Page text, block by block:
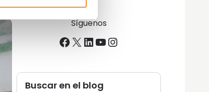
Síguenos
Facebook
X LinkedIn
YouTube
Instagram
Buscar en el blog